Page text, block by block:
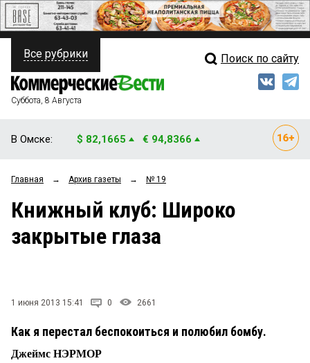
ПОЛИТИКА
ФИНАНСЫ
ОБЩЕСТВО
ЗАКОН
НОВОСТИ КОМПАНИЙ
Свежий выпуск
Рейтинги
Все рубрики Поиск по сайту
Суббота, 8 Августа
В Омске: $ 82,1665 € 94,8366
Главная → Архив газеты → № 19
Книжный клуб: Широко
закрытые глаза
1 июня 2013 15:41 0 2661
Как я перестал беспокоиться и полюбил бомбу.
Джеймс НЭРМОР